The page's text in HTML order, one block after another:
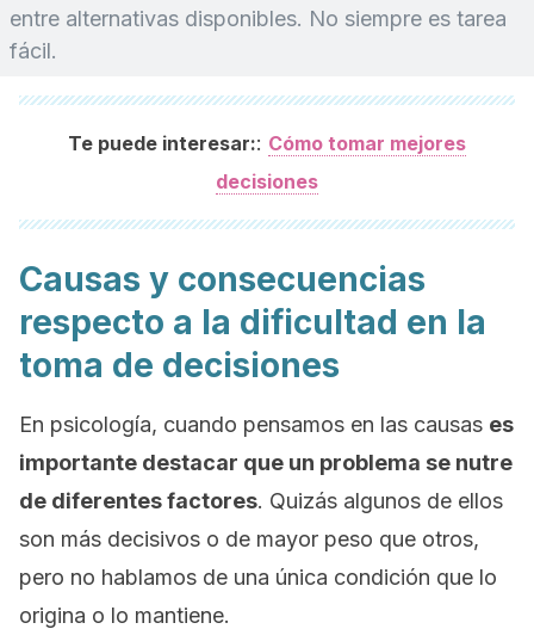
entre alternativas disponibles. No siempre es tarea
fácil.
Te puede interesar:: Cómo tomar mejores
decisiones
Causas y consecuencias
respecto a la dificultad en la
toma de decisiones
En psicología, cuando pensamos en las causas es
importante destacar que un problema se nutre
de diferentes factores. Quizás algunos de ellos
son más decisivos o de mayor peso que otros,
pero no hablamos de una única condición que lo
origina o lo mantiene.